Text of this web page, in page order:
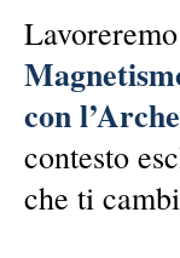
con
contesto
che ti